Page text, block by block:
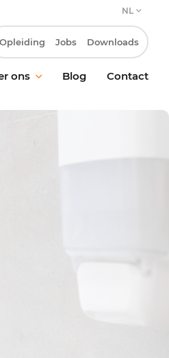
NL
ons Blog Contact
Opleiding Jobs Downloads